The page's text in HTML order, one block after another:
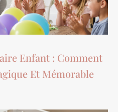
Enfant : Comment
Et Mémorable